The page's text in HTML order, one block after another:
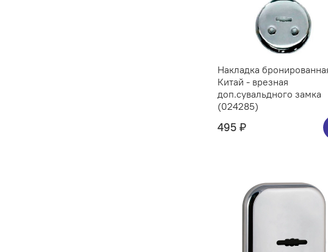
Накладка
Китай - врезная
доп.сувальдного замка
(024285)
495 ₽